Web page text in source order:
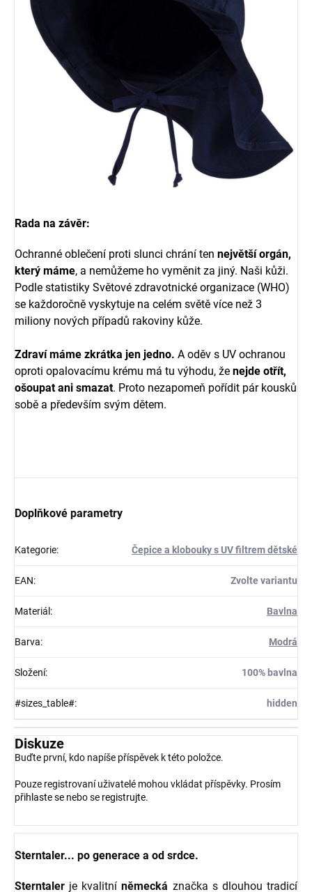
Rada na závěr:
Ochranné oblečení proti slunci chrání ten největší orgán,
který máme, a nemůžeme ho vyměnit za jiný. Naši kůži.
Podle statistiky Světové zdravotnické organizace (WHO)
se každoročně vyskytuje na celém světě více než 3
miliony nových případů rakoviny kůže.
Zdraví máme zkrátka jen jedno. A oděv s UV ochranou
oproti opalovacímu krému má tu výhodu, že nejde otřít,
ošoupat ani smazat. Proto nezapomeň pořídit pár kousků
sobě a především svým dětem.
Doplňkové parametry
Kategorie: Čepice a klobouky s UV filtrem dětské
EAN: Zvolte variantu
Materiál : Bavlna
Barva: Modrá
Složení: 100% bavlna
#sizes_table#: hidden
Diskuze
Buďte první, kdo napíše příspěvek k této položce.
Pouze registrovaní uživatelé mohou vkládat příspěvky. Prosím
přihlaste se nebo se registrujte.
Sterntaler... po generace a od srdce.
Sterntaler je kvalitníněmecká značka s dlouhou tradicí